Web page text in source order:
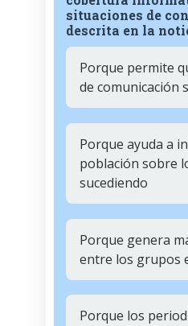
situaciones de
descrita en la
Porque permite
de comunicación
Porque ayuda a
población sobre
sucediendo
Porque genera
entre los grupos
Porque los